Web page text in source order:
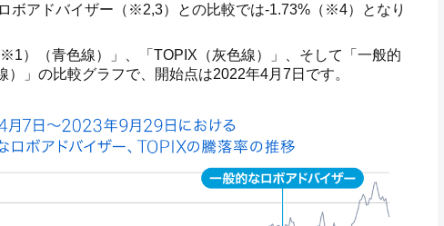
ボアドバイザー（※2,3）との比較では-1.73%（※4）となり
）（青色線）」、「TOPIX（灰色線）」、そして「一般的
」の比較グラフで、開始点は2022年4月7日です。